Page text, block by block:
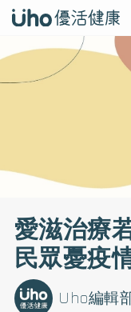
愛滋治療
民眾憂疫
Uho編輯